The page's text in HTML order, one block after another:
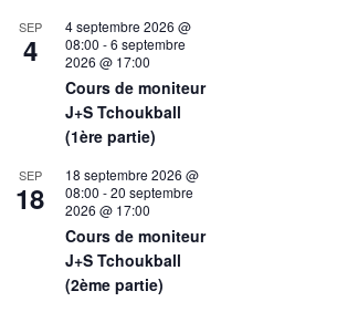
SEP
4
4 septembre 2026 @
08:00 -6 septembre
2026 @ 17:00
Cours de moniteur
J+S Tchoukball
(1ère partie)
SEP
18
18 septembre 2026 @
08:00 -20 septembre
2026 @ 17:00
Cours de moniteur
J+S Tchoukball
(2ème partie)